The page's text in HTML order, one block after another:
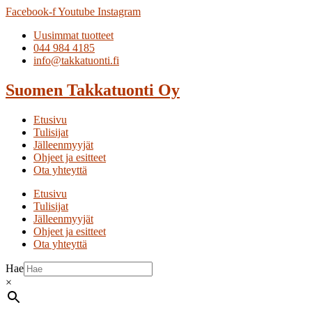
Facebook-fYoutube Instagram
Uusimmat tuotteet
044 984 4185
info@takkatuonti.fi
Suomen Takkatuonti Oy
Etusivu
Tulisijat
Jälleenmyyjät
Ohjeet ja esitteet
Ota yhteyttä
Etusivu
Tulisijat
Jälleenmyyjät
Ohjeet ja esitteet
Ota yhteyttä
Hae
×